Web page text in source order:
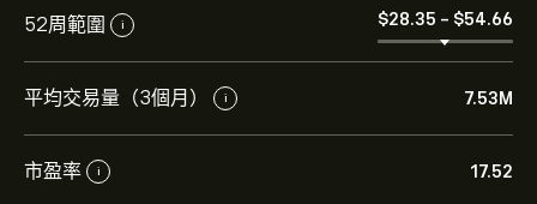
52周範圍 i ‎$‎28.35 - ‎$‎54.66
平均交易量（3個月） i 7.53M
市盈率 i 17.52